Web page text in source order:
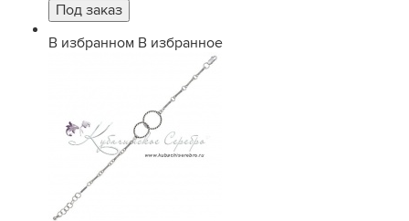
В избранном В избранное